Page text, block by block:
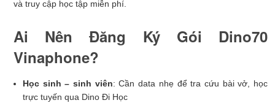
và truy cập học tập miễn phí.
Ai Nên Đăng Ký Gói Dino70
Vinaphone?
Học sinh – sinh viên: Cần data nhẹ để tra cứu bài vở, học
trực tuyến qua Dino Đi Học